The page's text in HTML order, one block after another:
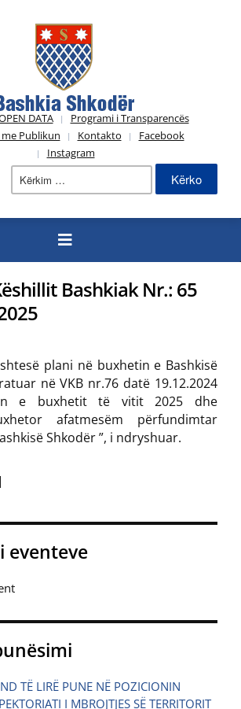
DATA
Programi i Transparencës
Publikun
Kontakto
Facebook
Instagram
Kërko
Bashkiak Nr.: 65
plani në buxhetin e Bashkisë
në VKB nr.76 datë 19.12.2024
e buxhetit të vitit 2025 dhe
afatmesëm përfundimtar
Shkodër ”, i ndryshuar.
eventeve
TË LIRË PUNE NË POZICIONIN
I MBROJTJES SË TERRITORIT